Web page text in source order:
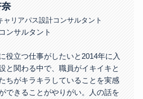
ャリアパス設計コンサルタント
ンサルタント
役立つ仕事がしたいと2014年に入
と関わる中で、職員がイキイキと
ちがキラキラしていることを実感
できることがやりがい。人の話を